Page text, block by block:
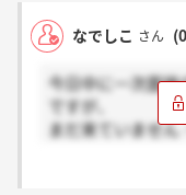
なでしこ さん
今日中に一次面
ですが、
まだ来ていません
落ちても連絡が